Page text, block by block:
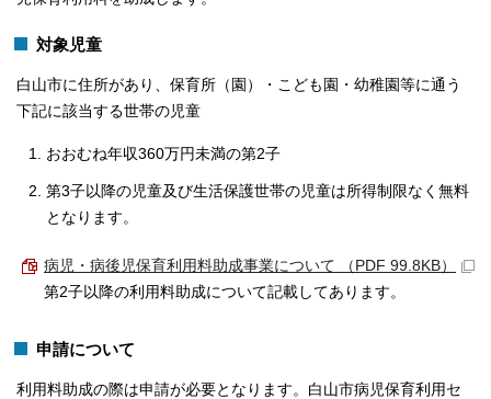
対象児童
白山市に住所があり、保育所（園）・こども園・幼稚園等に通う
下記に該当する世帯の児童
おおむね年収360万円未満の第2子
第3子以降の児童及び生活保護世帯の児童は所得制限なく無料
となります。
病児・病後児保育利用料助成事業について （PDF 99.8KB）
第2子以降の利用料助成について記載してあります。
申請について
利用料助成の際は申請が必要となります。白山市病児保育利用セ